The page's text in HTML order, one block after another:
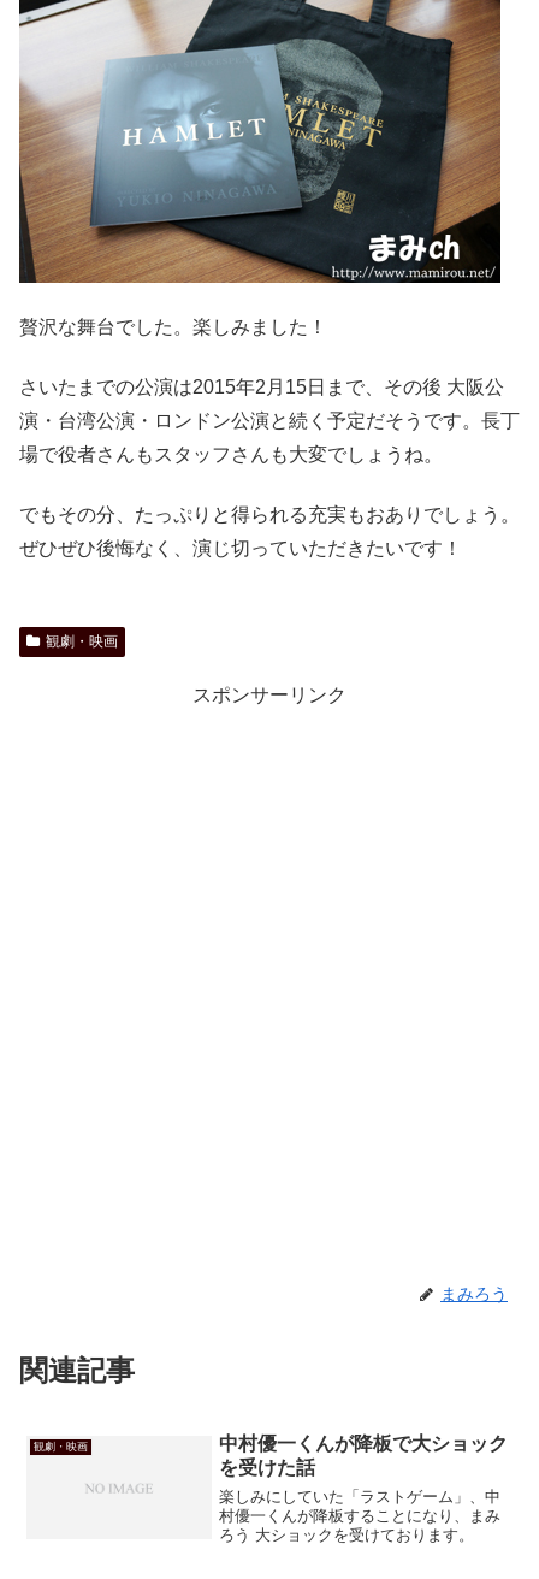
贅沢な舞台でした。楽しみました！
さいたまでの公演は2015年2月15日まで、その後 大阪公
演・台湾公演・ロンドン公演と続く予定だそうです。長丁
場で役者さんもスタッフさんも大変でしょうね。
でもその分、たっぷりと得られる充実もおありでしょう。
ぜひぜひ後悔なく、演じ切っていただきたいです！
観劇・映画
スポンサーリンク
まみろう
関連記事
観劇・映画
中村優一くんが降板で大ショック
を受けた話
楽しみにしていた「ラストゲーム」、中
村優一くんが降板することになり、まみ
ろう 大ショックを受けております。